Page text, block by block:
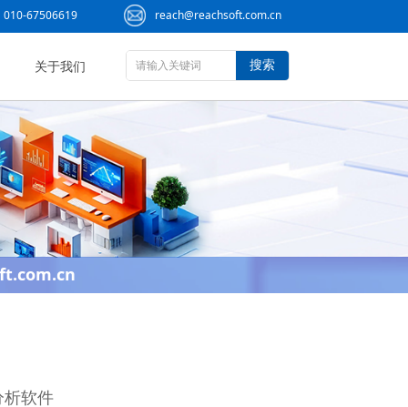
关于我们 搜索
010-67506619 reach@reachsoft.com.cn
析软件